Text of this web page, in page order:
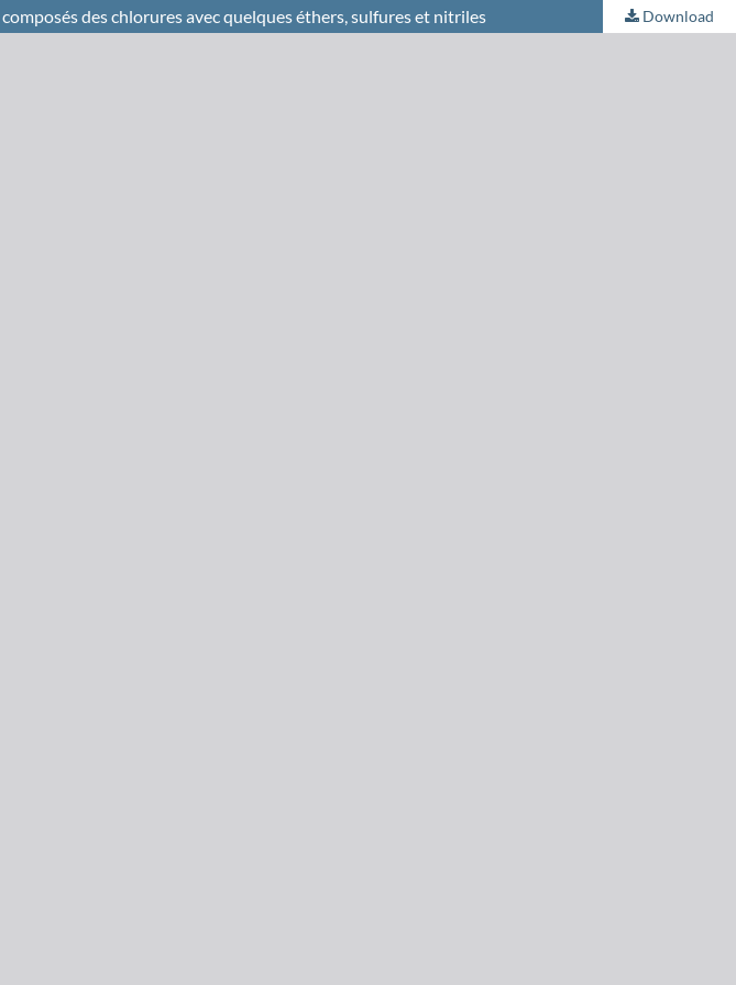
des chlorures avec quelques éthers, sulfures et nitriles Download